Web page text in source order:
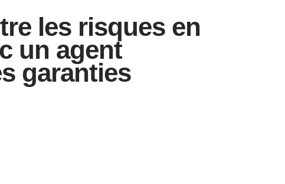
les risques en
un agent
garanties